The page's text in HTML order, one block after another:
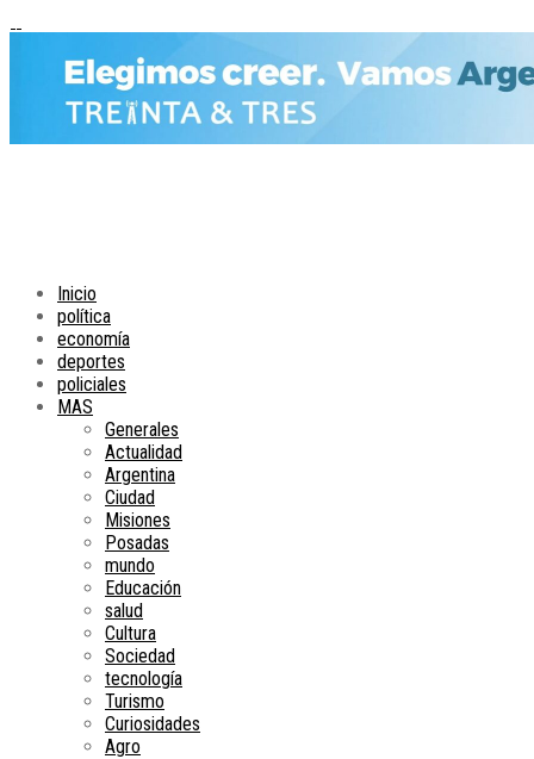
Inicio
política
economía
deportes
policiales
MAS
Generales
Actualidad
Argentina
Ciudad
Misiones
Posadas
mundo
Educación
salud
Cultura
Sociedad
tecnología
Turismo
Curiosidades
Agro